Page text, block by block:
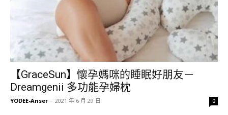
【GraceSun】懷孕媽咪的睡眠好朋友－
Dreamgenii 多功能孕婦枕
YODEE-Anser - 2021 年 6 月 29 日 0